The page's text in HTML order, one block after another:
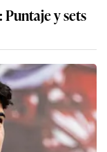
Puntaje y sets